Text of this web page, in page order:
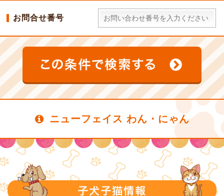
お問合せ番号
ニューフェイス わん・にゃん